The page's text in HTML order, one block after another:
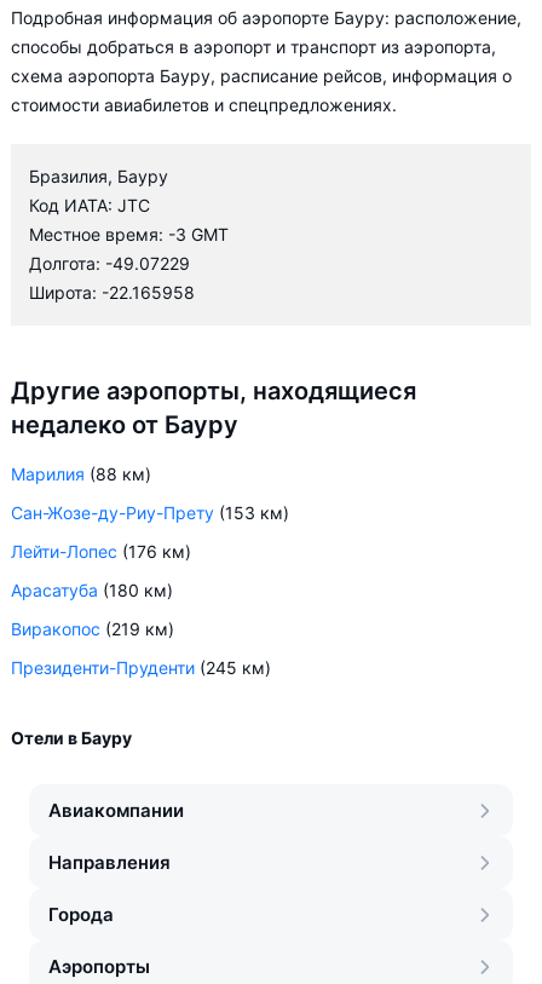
Подробная информация об аэропорте Бауру: расположение,
способы добраться в аэропорт и транспорт из аэропорта,
схема аэропорта Бауру, расписание рейсов, информация о
стоимости авиабилетов и спецпредложениях.
Бразилия, Бауру
Код ИАТА: JTC
Местное время: -3 GMT
Долгота: -49.07229
Широта: -22.165958
Другие аэропорты, находящиеся
недалеко от Бауру
Марилия (88 км)
Сан-Жозе-ду-Риу-Прету (153 км)
Лейти-Лопес (176 км)
Арасатуба (180 км)
Виракопос (219 км)
Президенти-Пруденти (245 км)
Отели в Бауру
Авиакомпании
Направления
Города
Аэропорты